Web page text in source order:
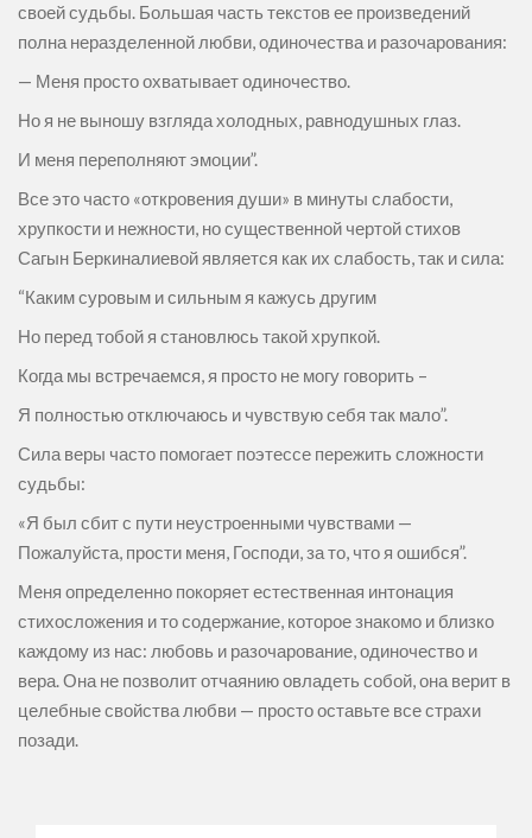
своей судьбы. Большая часть текстов ее произведений
полна неразделенной любви, одиночества и разочарования:
— Меня просто охватывает одиночество.
Но я не выношу взгляда холодных, равнодушных глаз.
И меня переполняют эмоции”.
Все это часто «откровения души» в минуты слабости,
хрупкости и нежности, но существенной чертой стихов
Сагын Беркиналиевой является как их слабость, так и сила:
“Каким суровым и сильным я кажусь другим
Но перед тобой я становлюсь такой хрупкой.
Когда мы встречаемся, я просто не могу говорить –
Я полностью отключаюсь и чувствую себя так мало”.
Сила веры часто помогает поэтессе пережить сложности
судьбы:
«Я был сбит с пути неустроенными чувствами —
Пожалуйста, прости меня, Господи, за то, что я ошибся”.
Меня определенно покоряет естественная интонация
стихосложения и то содержание, которое знакомо и близко
каждому из нас: любовь и разочарование, одиночество и
вера. Она не позволит отчаянию овладеть собой, она верит в
целебные свойства любви — просто оставьте все страхи
позади.